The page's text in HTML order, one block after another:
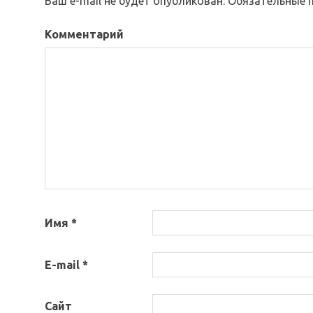
Комментарий
Имя *
E-mail *
Сайт